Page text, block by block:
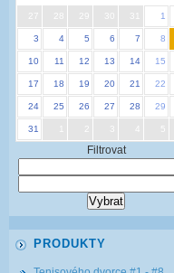
27 29 30 31 1
3 4 5 6 7 8
10 11 12 13 14 15
17 18 19 20 21 22
24 25 26 27 28 29
31 3 5
Filtrovat
PRODUKTY